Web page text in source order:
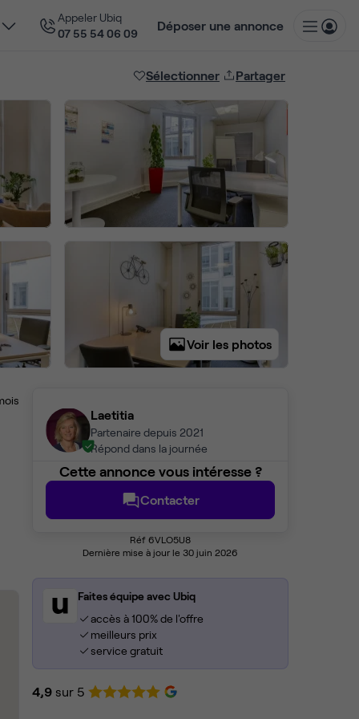
Appeler Ubiq
07 55 54 06 09
Déposer une annonce
Sélectionner Partager
Voir les photos
Laetitia
Partenaire depuis 2021
Répond dans la journée
Cette annonce vous intéresse ?
Contacter
Réf 6VLO5U8
Dernière mise à jour le 30 juin 2026
Faites équipe avec Ubiq
accès à 100% de l'offre
meilleurs prix
service gratuit
4,9 sur 5